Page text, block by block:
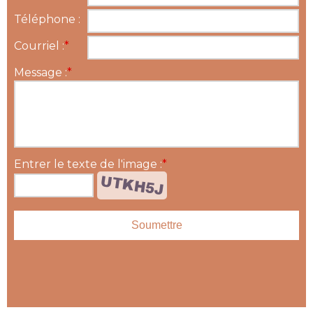
Téléphone :
Courriel :*
Message :*
Entrer le texte de l'image :*